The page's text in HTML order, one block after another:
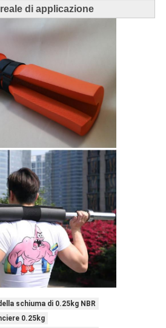
di applicazione
schiuma di 0.25kg NBR
0.25kg